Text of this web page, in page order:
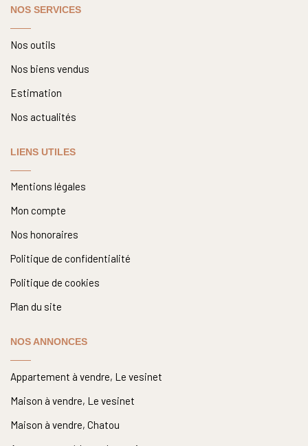
NOS SERVICES
Nos outils
Nos biens vendus
Estimation
Nos actualités
LIENS UTILES
Mentions légales
Mon compte
Nos honoraires
Politique de confidentialité
Politique de cookies
Plan du site
NOS ANNONCES
Appartement à vendre, Le vesinet
Maison à vendre, Le vesinet
Maison à vendre, Chatou